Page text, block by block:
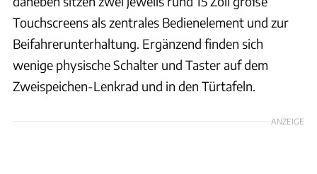
Touchscreens als zentrales Bedienelement und zur
Beifahrerunterhaltung. Ergänzend finden sich
wenige physische Schalter und Taster auf dem
Zweispeichen-Lenkrad und in den Türtafeln.
ANZEIGE